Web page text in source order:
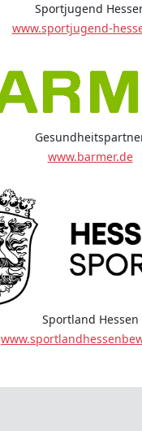
Sportjugend
www.sportjugend-
www.barmer.de
Sportland Hessen